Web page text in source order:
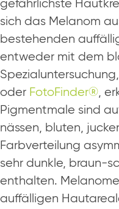
gefährlichste
sich das Melanom
bestehenden
entweder mit dem
oder FotoFinder®,
Pigmentmale sind
nässen, bluten,
Farbverteilung
sehr dunkle, braun-
enthalten.
auffälligen